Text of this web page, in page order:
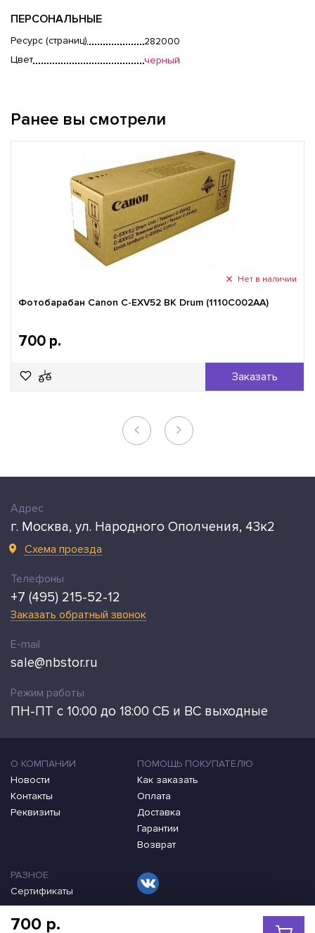
700 p.
ПЕРСОНАЛЬНЫЕ
Ресурс (страниц)
282000
Цвет
черный
Ранее вы смотрели
Нет в наличии
Фотобарабан Canon C-EXV52 BK Drum (1110C002AA)
700 р.
Заказать
Адрес
г. Москва, ул. Народного Ополчения, 43к2
Схема проезда
Телефоны
+7 (495) 215-52-12
Заказать обратный звонок
E-mail
sale@nbstor.ru
Режим работы
ПН-ПТ с 10:00 до 18:00 СБ и ВС выходные
2009-2026 ©
О КОМПАНИИ
Новости
Контакты
Реквизиты
ПОМОЩЬ ПОКУПАТЕЛЮ
Как заказать
Оплата
Доставка
Гарантии
Возврат
РАЗНОЕ
Сертификаты